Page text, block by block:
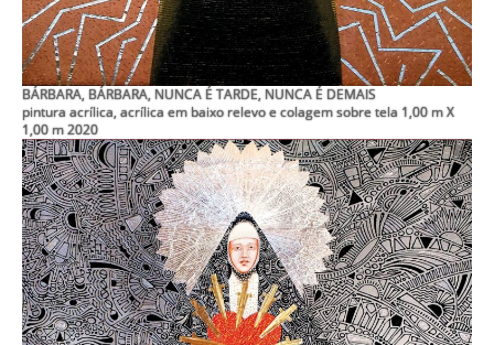
BÁRBARA, BÁRBARA, NUNCA É TARDE, NUNCA É DEMAIS
pintura acrílica, acrílica em baixo relevo e colagem sobre tela 1,00 m X
1,00 m 2020